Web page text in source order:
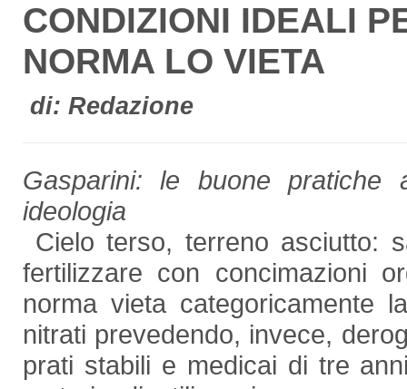
CONDIZIONI IDEALI
NORMA LO VIETA
di: Redazione
Gasparini: le buone pratiche
ideologia
Cielo terso, terreno asciutto:
fertilizzare con concimazioni
norma vieta categoricamente
nitrati prevedendo, invece,
prati stabili e medicai di tre